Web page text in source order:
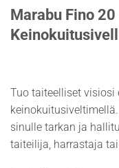
Marabu Fino
Tuo taiteelliset visiosi
sinulle tarkan ja
taiteilija, harrastaja